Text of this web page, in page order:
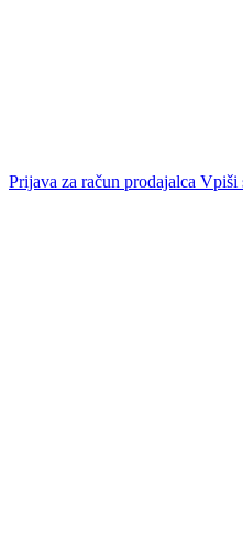
Prijava za račun prodajalca Vpiši